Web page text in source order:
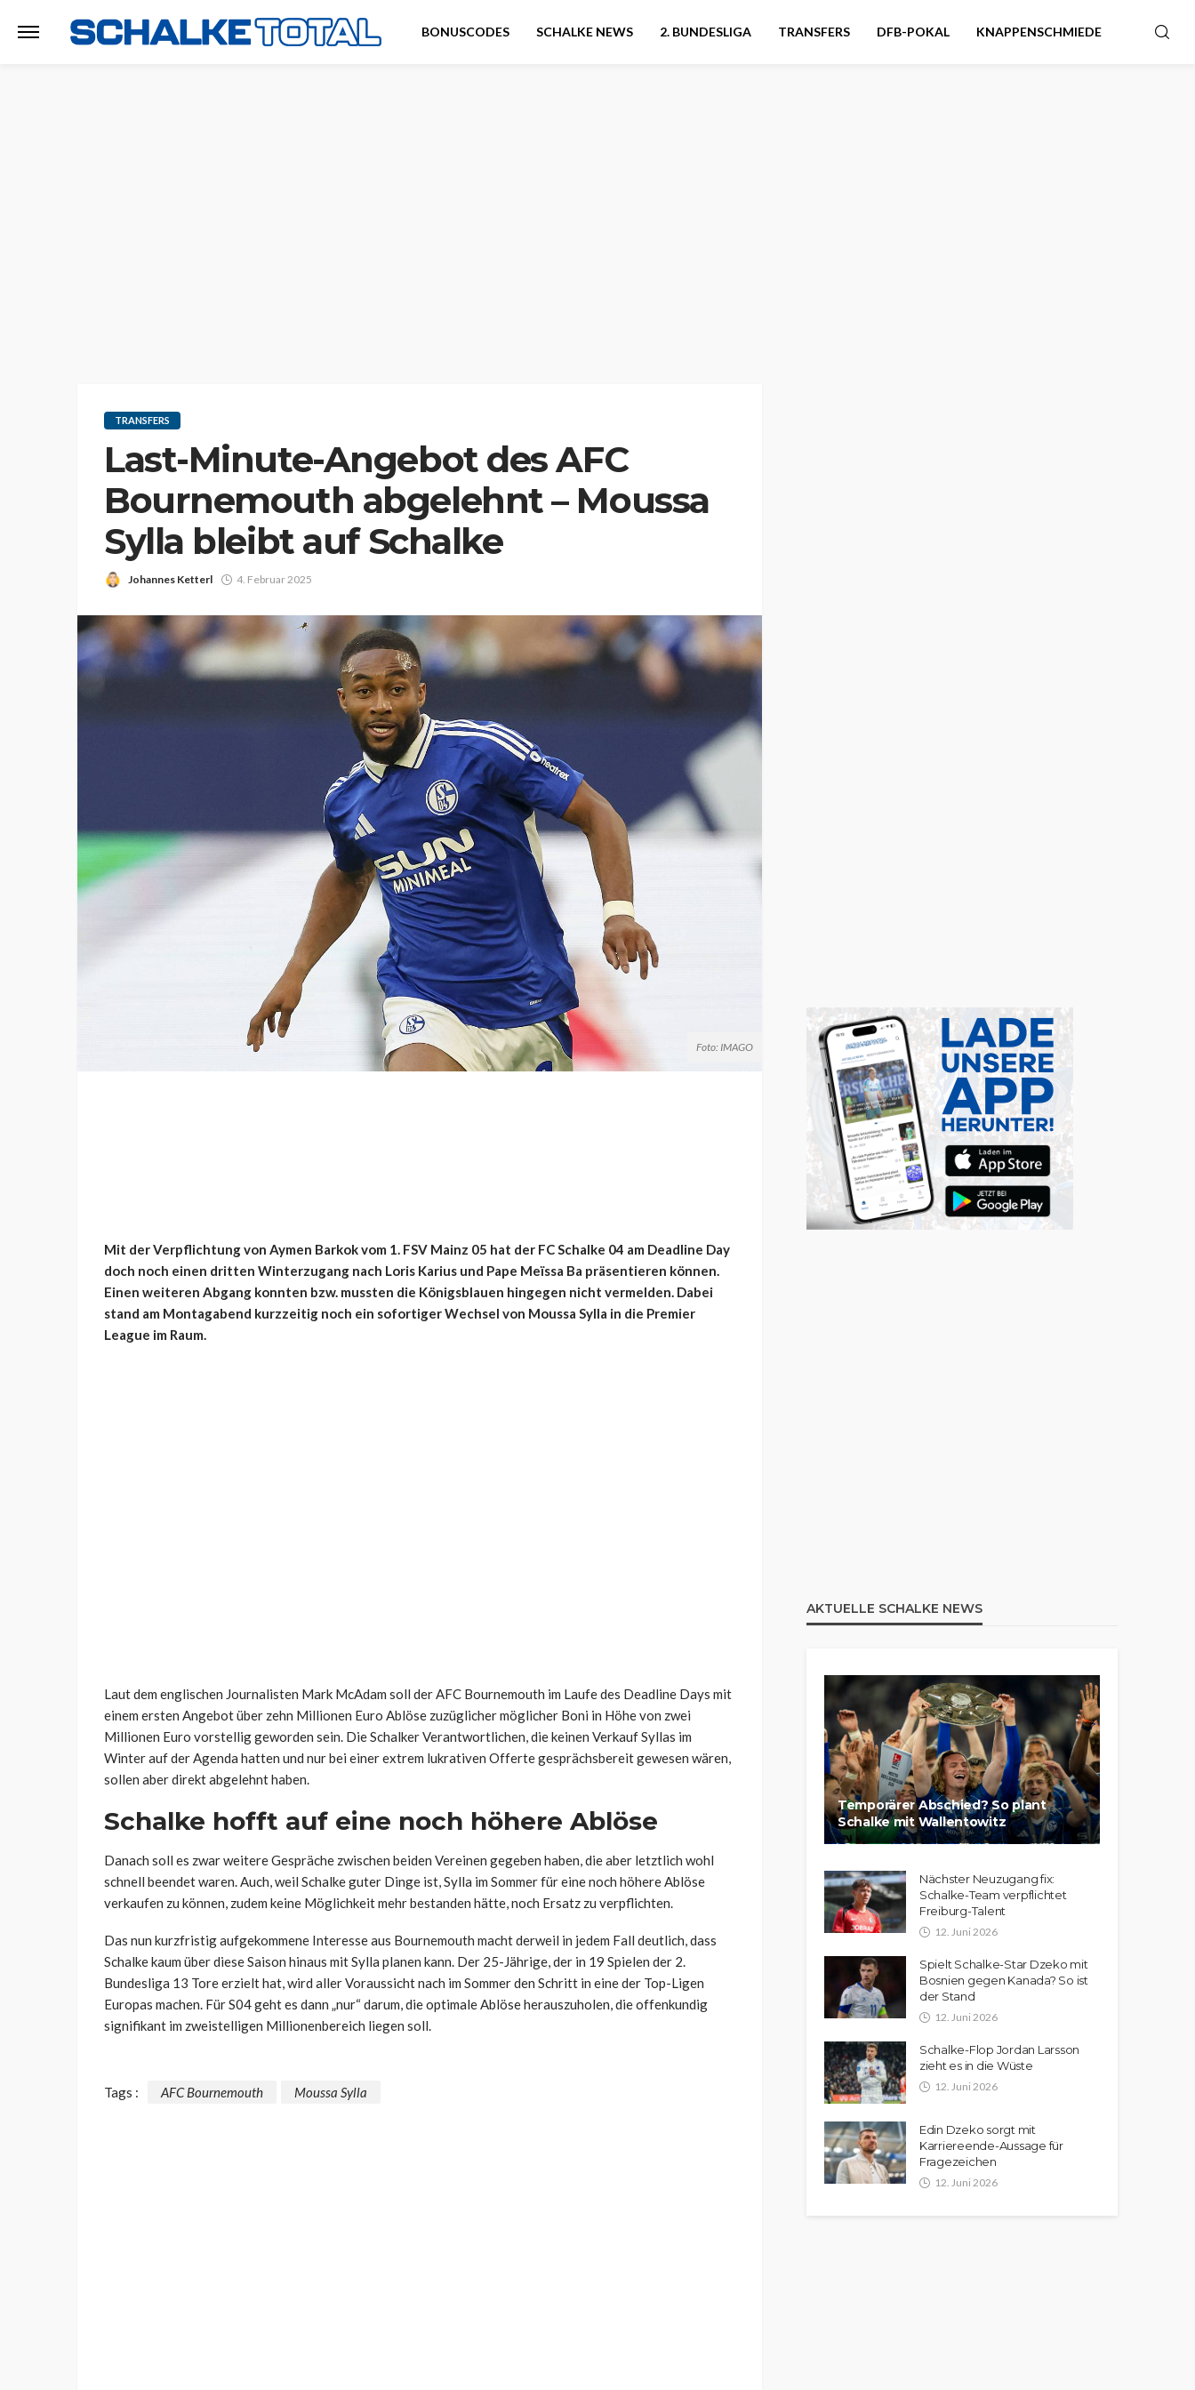
BONUSCODES SCHALKE NEWS 2. BUNDESLIGA TRANSFERS DFB-POKAL KNAPPENSCHMIEDE
TRANSFERS
Last-Minute-Angebot des AFC
Bournemouth abgelehnt – Moussa
Sylla bleibt auf Schalke
Johannes Ketterl 4. Februar 2025
Foto: IMAGO
Mit der Verpflichtung von Aymen Barkok vom 1. FSV Mainz 05 hat der FC Schalke 04 am Deadline Day
doch noch einen dritten Winterzugang nach Loris Karius und Pape Meïssa Ba präsentieren können.
Einen weiteren Abgang konnten bzw. mussten die Königsblauen hingegen nicht vermelden. Dabei
stand am Montagabend kurzzeitig noch ein sofortiger Wechsel von Moussa Sylla in die Premier
League im Raum.
Laut dem englischen Journalisten Mark McAdam soll der AFC Bournemouth im Laufe des Deadline Days mit
einem ersten Angebot über zehn Millionen Euro Ablöse zuzüglicher möglicher Boni in Höhe von zwei
Millionen Euro vorstellig geworden sein. Die Schalker Verantwortlichen, die keinen Verkauf Syllas im
Winter auf der Agenda hatten und nur bei einer extrem lukrativen Offerte gesprächsbereit gewesen wären,
sollen aber direkt abgelehnt haben.
Schalke hofft auf eine noch höhere Ablöse
Danach soll es zwar weitere Gespräche zwischen beiden Vereinen gegeben haben, die aber letztlich wohl
schnell beendet waren. Auch, weil Schalke guter Dinge ist, Sylla im Sommer für eine noch höhere Ablöse
verkaufen zu können, zudem keine Möglichkeit mehr bestanden hätte, noch Ersatz zu verpflichten.
Das nun kurzfristig aufgekommene Interesse aus Bournemouth macht derweil in jedem Fall deutlich, dass
Schalke kaum über diese Saison hinaus mit Sylla planen kann. Der 25-Jährige, der in 19 Spielen der 2.
Bundesliga 13 Tore erzielt hat, wird aller Voraussicht nach im Sommer den Schritt in eine der Top-Ligen
Europas machen. Für S04 geht es dann „nur“ darum, die optimale Ablöse herauszuholen, die offenkundig
signifikant im zweistelligen Millionenbereich liegen soll.
Tags : AFC Bournemouth Moussa Sylla
AKTUELLE SCHALKE NEWS
Temporärer Abschied? So plant
Schalke mit Wallentowitz
Nächster Neuzugang fix:
Schalke-Team verpflichtet
Freiburg-Talent
12. Juni 2026
Spielt Schalke-Star Dzeko mit
Bosnien gegen Kanada? So ist
der Stand
12. Juni 2026
Schalke-Flop Jordan Larsson
zieht es in die Wüste
12. Juni 2026
Edin Dzeko sorgt mit
Karriereende-Aussage für
Fragezeichen
12. Juni 2026